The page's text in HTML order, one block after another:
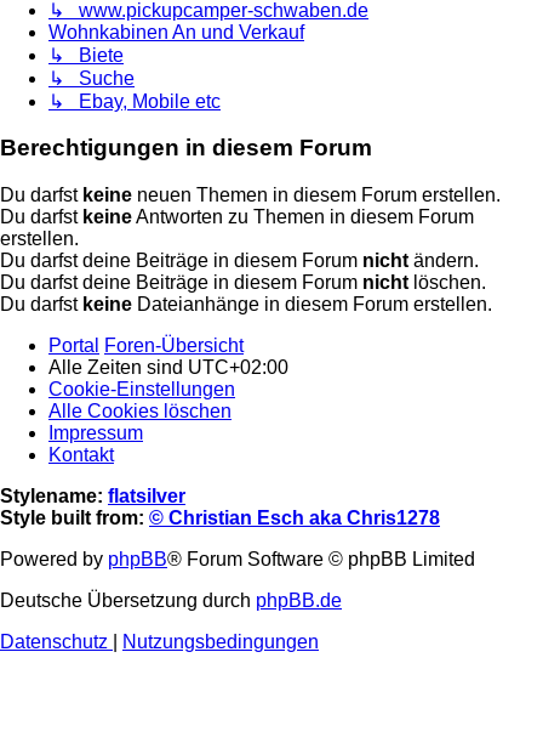
↳ www.pickupcamper-schwaben.de
Wohnkabinen An und Verkauf
↳ Biete
↳ Suche
↳ Ebay, Mobile etc
Berechtigungen in diesem Forum
Du darfst keine neuen Themen in diesem Forum erstellen.
Du darfst keineAntworten zu Themen in diesem Forum
erstellen.
Du darfst deine Beiträge in diesem Forum nicht ändern.
Du darfst deine Beiträge in diesem Forum nicht löschen.
Du darfst keine Dateianhänge in diesem Forum erstellen.
Portal
Foren-Übersicht
Alle Zeiten sind UTC+02:00
Cookie-Einstellungen
Alle Cookies löschen
Impressum
Kontakt
Stylename: flatsilver
Style built from: © Christian Esch aka Chris1278
Powered by phpBB® Forum Software © phpBB Limited
Deutsche Übersetzung durch phpBB.de
Datenschutz
Nutzungsbedingungen